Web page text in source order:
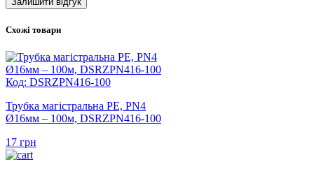
Схожі товари
Код: DSRZPN416-100
Трубка магістральна PE, PN4
Ø16мм – 100м, DSRZPN416-100
17 грн